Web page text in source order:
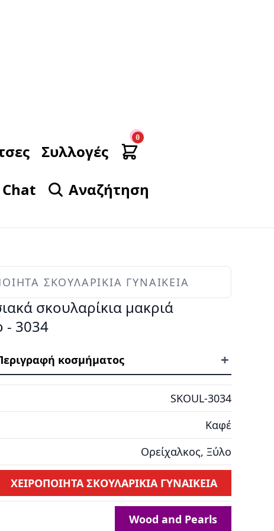
Συλλογές
0
Αναζήτηση
ΣΚΟΥΛΑΡΙΚΙΑ ΓΥΝΑΙΚΕΙΑ
σκουλαρίκια μακριά
- 3034
κοσμήματος +
SKOUL-3034
Καφέ
Ορείχαλκος, Ξύλο
ΧΕΙΡΟΠΟΙΗΤΑ ΣΚΟΥΛΑΡΙΚΙΑ ΓΥΝΑΙΚΕΙΑ
Wood and Pearls